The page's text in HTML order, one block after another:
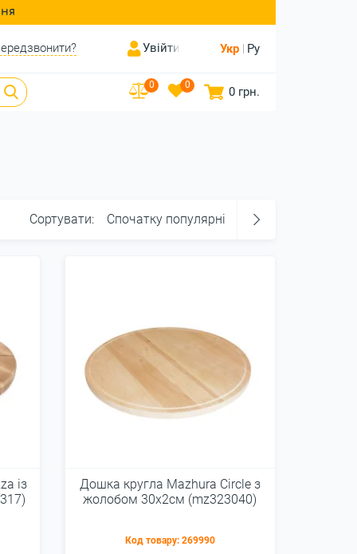
Увійти Укр Ру
0 0 0 грн.
Сортувати: Спочатку популярні
із
Дошка кругла Mazhura Сircle з
жолобом 30х2см (mz323040)
Код товару: 269990